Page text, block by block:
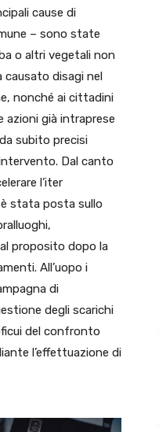
cause di
– sono state
o altri vegetali non
disagi nel
nonché ai cittadini
azioni già intraprese
subito precisi
Dal canto
l’iter
stata posta sullo
proposito dopo la
All’uopo i
di
degli scarichi
del confronto
l’effettuazione di